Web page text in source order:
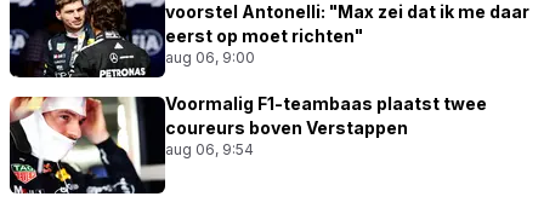
voorstel Antonelli: "Max zei dat ik me daar
eerst op moet richten"
aug 06, 9:00
Voormalig F1-teambaas plaatst twee
coureurs boven Verstappen
aug 06, 9:54